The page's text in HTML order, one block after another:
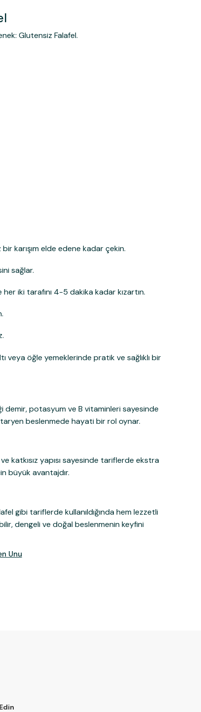
Glutensiz Falafel.
karışım elde edene kadar çekin.
sağlar.
iki tarafını 4-5 dakika kadar kızartın.
veya öğle yemeklerinde pratik ve sağlıklı bir
demir, potasyum ve B vitaminleri sayesinde
beslenmede hayati bir rol oynar.
katkısız yapısı sayesinde tariflerde ekstra
büyük avantajdır.
gibi tariflerde kullanıldığında hem lezzetli
dengeli ve doğal beslenmenin keyfini
Unu
almayı kabul edersiniz